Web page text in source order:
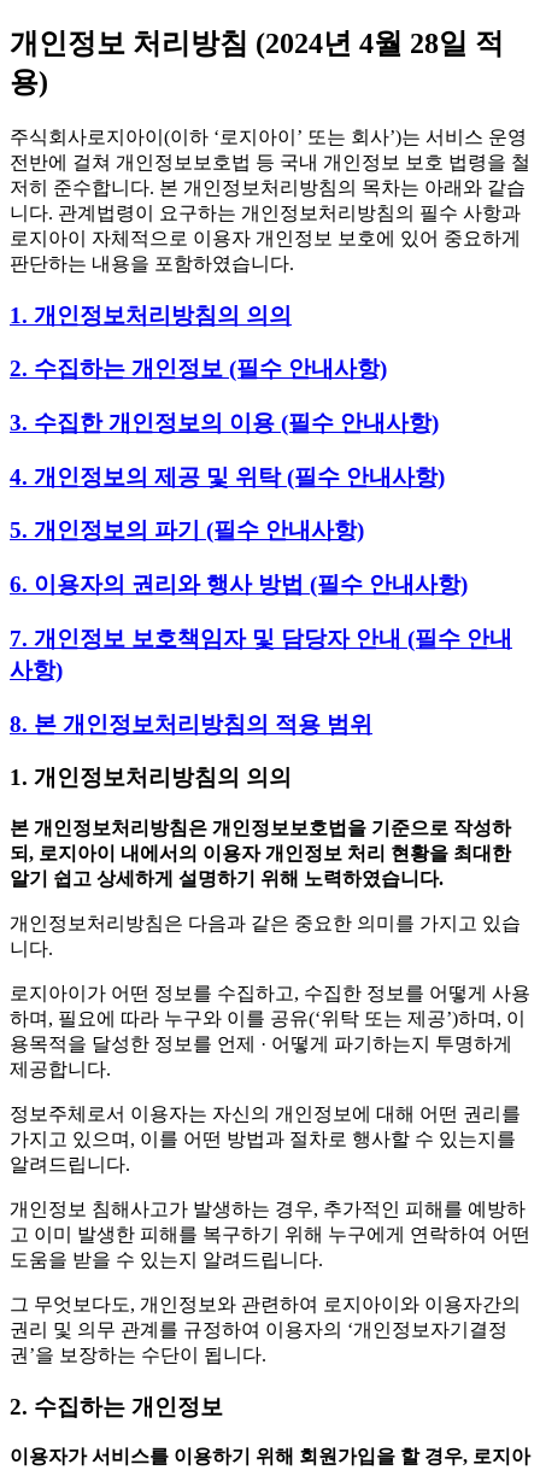
개인정보 처리방침 (2024년 4월 28일 적
용)
주식회사로지아이(이하 ‘로지아이’ 또는 회사’)는 서비스 운영
전반에 걸쳐 개인정보보호법 등 국내 개인정보 보호 법령을 철
저히 준수합니다. 본 개인정보처리방침의 목차는 아래와 같습
니다. 관계법령이 요구하는 개인정보처리방침의 필수 사항과
로지아이 자체적으로 이용자 개인정보 보호에 있어 중요하게
판단하는 내용을 포함하였습니다.
1. 개인정보처리방침의 의의
2. 수집하는 개인정보 (필수 안내사항)
3. 수집한 개인정보의 이용 (필수 안내사항)
4. 개인정보의 제공 및 위탁 (필수 안내사항)
5. 개인정보의 파기 (필수 안내사항)
6. 이용자의 권리와 행사 방법 (필수 안내사항)
7. 개인정보 보호책임자 및 담당자 안내 (필수 안내
사항)
8. 본 개인정보처리방침의 적용 범위
1. 개인정보처리방침의 의의
본 개인정보처리방침은 개인정보보호법을 기준으로 작성하
되, 로지아이 내에서의 이용자 개인정보 처리 현황을 최대한
알기 쉽고 상세하게 설명하기 위해 노력하였습니다.
개인정보처리방침은 다음과 같은 중요한 의미를 가지고 있습
니다.
로지아이가 어떤 정보를 수집하고, 수집한 정보를 어떻게 사용
하며, 필요에 따라 누구와 이를 공유(‘위탁 또는 제공’)하며, 이
용목적을 달성한 정보를 언제 · 어떻게 파기하는지 투명하게
제공합니다.
정보주체로서 이용자는 자신의 개인정보에 대해 어떤 권리를
가지고 있으며, 이를 어떤 방법과 절차로 행사할 수 있는지를
알려드립니다.
개인정보 침해사고가 발생하는 경우, 추가적인 피해를 예방하
고 이미 발생한 피해를 복구하기 위해 누구에게 연락하여 어떤
도움을 받을 수 있는지 알려드립니다.
그 무엇보다도, 개인정보와 관련하여 로지아이와 이용자간의
권리 및 의무 관계를 규정하여 이용자의 ‘개인정보자기결정
권’을 보장하는 수단이 됩니다.
2. 수집하는 개인정보
이용자가 서비스를 이용하기 위해 회원가입을 할 경우, 로지아